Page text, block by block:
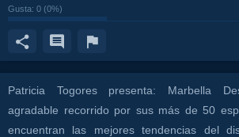
Gusta: 0 (0%)
Patricia Togores presenta: Marbella
agradable recorrido por sus más de 50
encuentran las mejores tendencias del